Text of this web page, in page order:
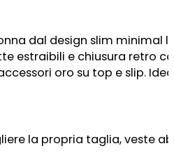
dal design slim minimal
estraibili e chiusura retro
oro su top e slip.
la propria taglia, veste